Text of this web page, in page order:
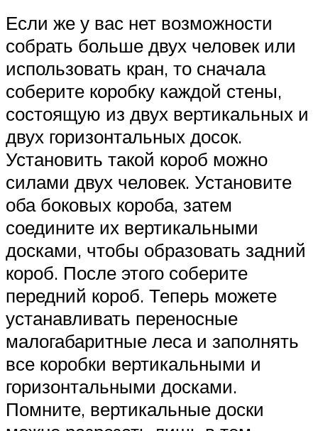
Если же у вас нет возможности
собрать больше двух человек или
использовать кран, то сначала
соберите коробку каждой стены,
состоящую из двух вертикальных и
двух горизонтальных досок.
Установить такой короб можно
силами двух человек. Установите
оба боковых короба, затем
соедините их вертикальными
досками, чтобы образовать задний
короб. После этого соберите
передний короб. Теперь можете
устанавливать переносные
малогабаритные леса и заполнять
все коробки вертикальными и
горизонтальными досками.
Помните, вертикальные доски